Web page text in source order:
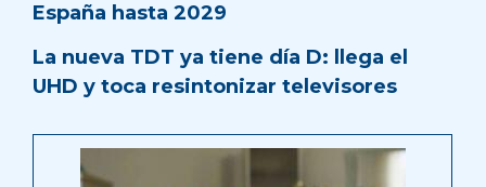
España hasta 2029
La nueva TDT ya tiene día D: llega el
UHD y toca resintonizar televisores